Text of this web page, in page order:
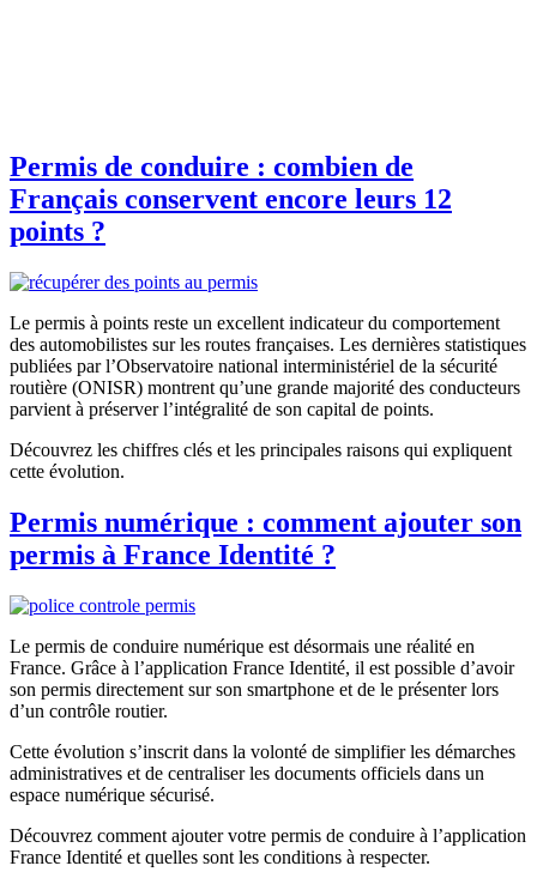
Permis de conduire : combien de
Français conservent encore leurs 12
points ?
Le permis à points reste un excellent indicateur du comportement
des automobilistes sur les routes françaises. Les dernières statistiques
publiées par l’Observatoire national interministériel de la sécurité
routière (ONISR) montrent qu’une grande majorité des conducteurs
parvient à préserver l’intégralité de son capital de points.
Découvrez les chiffres clés et les principales raisons qui expliquent
cette évolution.
Permis numérique : comment ajouter son
permis à France Identité ?
Le permis de conduire numérique est désormais une réalité en
France. Grâce à l’application France Identité, il est possible d’avoir
son permis directement sur son smartphone et de le présenter lors
d’un contrôle routier.
Cette évolution s’inscrit dans la volonté de simplifier les démarches
administratives et de centraliser les documents officiels dans un
espace numérique sécurisé.
Découvrez comment ajouter votre permis de conduire à l’application
France Identité et quelles sont les conditions à respecter.